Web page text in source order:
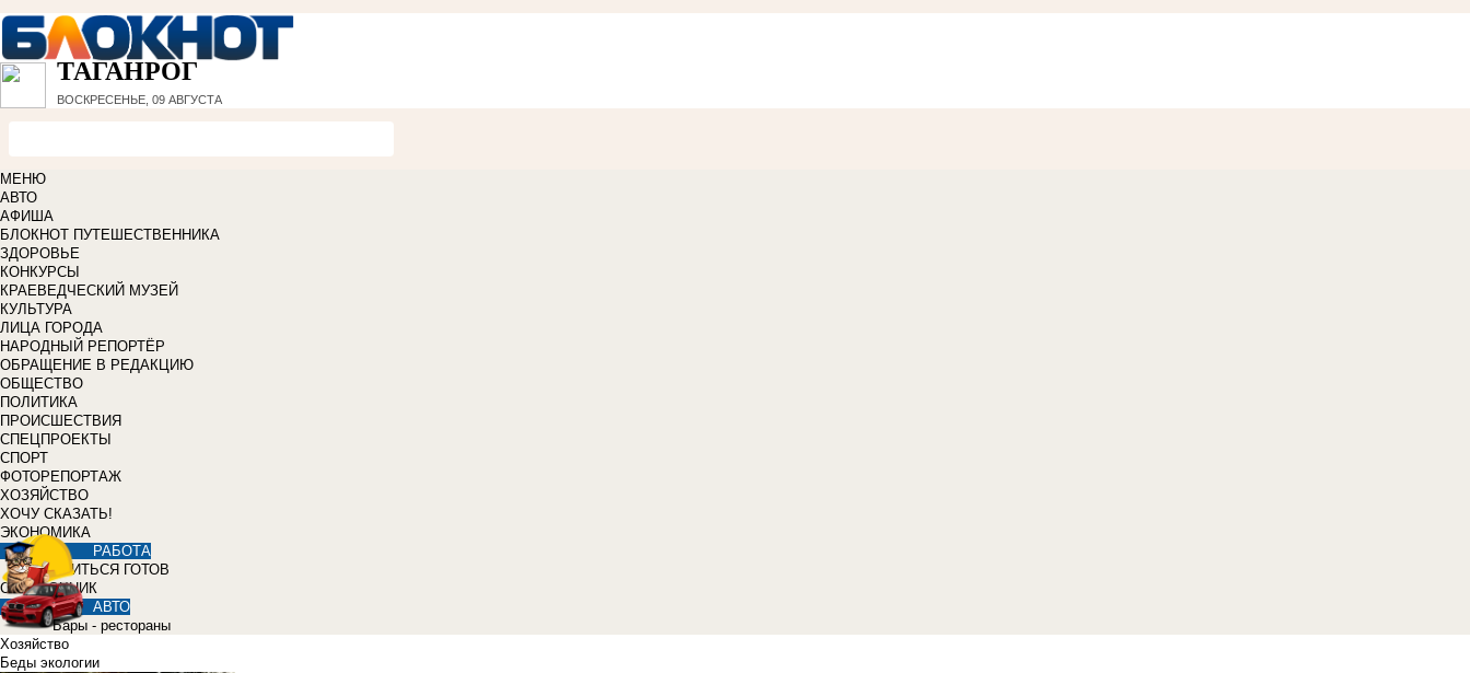
ТАГАНРОГ
ВОСКРЕСЕНЬЕ, 09 АВГУСТА
МЕНЮ
АВТО
АФИША
БЛОКНОТ ПУТЕШЕСТВЕННИКА
ЗДОРОВЬЕ
КОНКУРСЫ
КРАЕВЕДЧЕСКИЙ МУЗЕЙ
КУЛЬТУРА
ЛИЦА ГОРОДА
НАРОДНЫЙ РЕПОРТЁР
ОБРАЩЕНИЕ В РЕДАКЦИЮ
ОБЩЕСТВО
ПОЛИТИКА
ПРОИСШЕСТВИЯ
СПЕЦПРОЕКТЫ
СПОРТ
ФОТОРЕПОРТАЖ
ХОЗЯЙСТВО
ХОЧУ СКАЗАТЬ!
ЭКОНОМИКА
РАБОТА
УЧИТЬСЯ ГОТОВ
СПРАВОЧНИК
АВТО
Бары - рестораны
Хозяйство
Беды экологии